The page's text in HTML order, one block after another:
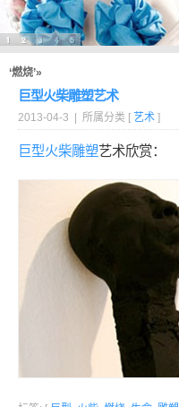
‘燃烧’»
巨型火柴雕塑艺术
2013-04-3 | 所属分类 [ 艺术 ]
巨型火柴雕塑艺术欣赏：